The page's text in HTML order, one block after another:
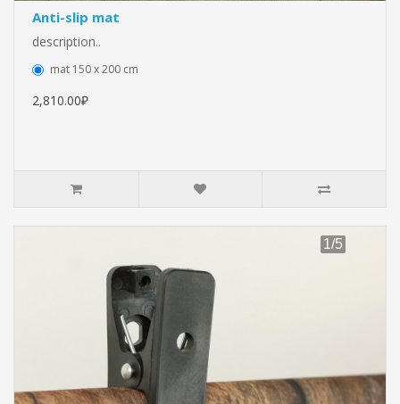
Anti-slip mat
description..
mat 150 x 200 cm
2,810.00₽